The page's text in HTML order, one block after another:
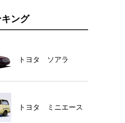
ング
トヨタ ソアラ
トヨタ ミニエース